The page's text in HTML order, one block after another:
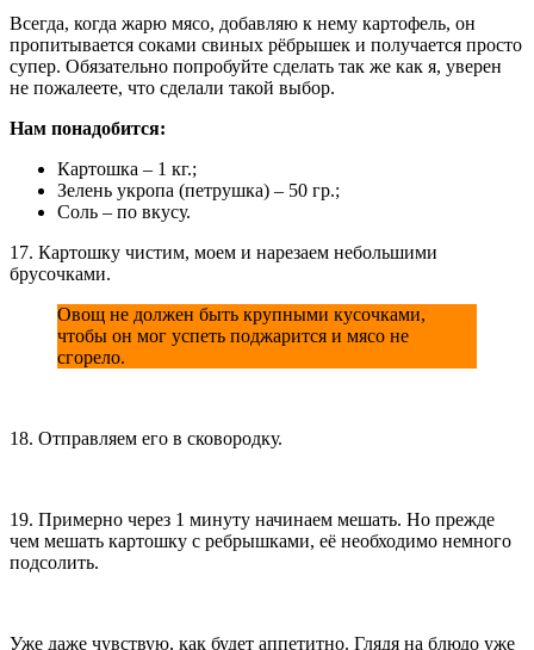
Всегда, когда жарю мясо, добавляю к нему картофель, он
пропитывается соками свиных рёбрышек и получается просто
супер. Обязательно попробуйте сделать так же как я, уверен
не пожалеете, что сделали такой выбор.
Нам понадобится:
Картошка – 1 кг.;
Зелень укропа (петрушка) – 50 гр.;
Соль – по вкусу.
17. Картошку чистим, моем и нарезаем небольшими
брусочками.
Овощ не должен быть крупными кусочками,
чтобы он мог успеть поджарится и мясо не
сгорело.
18. Отправляем его в сковородку.
19. Примерно через 1 минуту начинаем мешать. Но прежде
чем мешать картошку с ребрышками, её необходимо немного
подсолить.
Уже даже чувствую, как будет аппетитно. Глядя на блюдо уже